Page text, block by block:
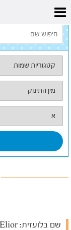
דף הבית
שם בלועזית: